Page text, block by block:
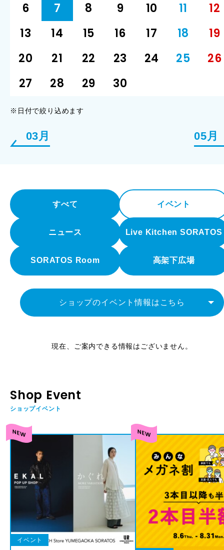
03月
6
7 8 9 10 11
12
13
14 15 16 17 18
19
20
21 22 23 24 25
26
27
28 29 30
※日付で絞り込めます
05月
すべて イベント
ニュース Live Kitchen SORATOS
SORATOS Room 高架下広場
ショップのイベント情報はこちら
現在、ご案内できる情報はございません。
Shop Event
ショップイベント
イベント